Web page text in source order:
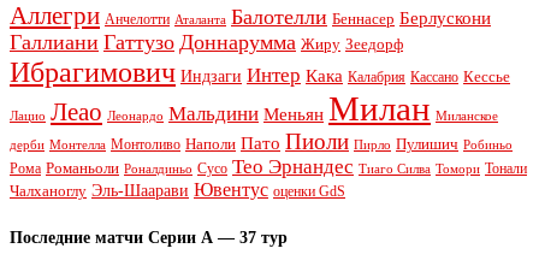
Аллегри Анчелотти Аталанта Балотелли Беннасер Берлускони
Галлиани Гаттузо Доннарумма Жиру Зеедорф
Ибрагимович Индзаги Интер Кака Калабрия Кассано Кессье
Лацио Леао Леонардо Мальдини Меньян Милан Миланское
дерби Монтелла Монтоливо Наполи Пато Пиоли Пирло Пулишич Робиньо
Рома Романьоли Роналдиньо Сусо Тео Эрнандес Тиаго Силва Томори Тонали
Чалханоглу Эль-Шаарави Ювентус оценки GdS
Последние матчи Серии А — 37 тур